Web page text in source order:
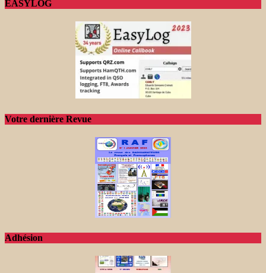
EASYLOG
Votre dernière Revue
Adhésion